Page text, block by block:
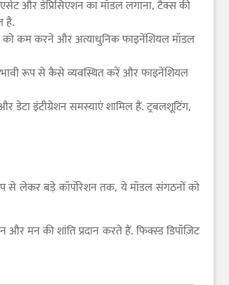
और डेप्रिसिएशन का मॉडल लगाना, टैक्स की
है.
को कम करने और अत्याधुनिक फाइनेंशियल मॉडल
रूप से कैसे व्यवस्थित करें और फाइनेंशियल
डेटा इंटीग्रेशन समस्याएं शामिल हैं. ट्रबलशूटिंग,
से लेकर बड़े कॉर्पोरेशन तक, ये मॉडल संगठनों को
मन की शांति प्रदान करते हैं. फिक्स्ड डिपॉज़िट